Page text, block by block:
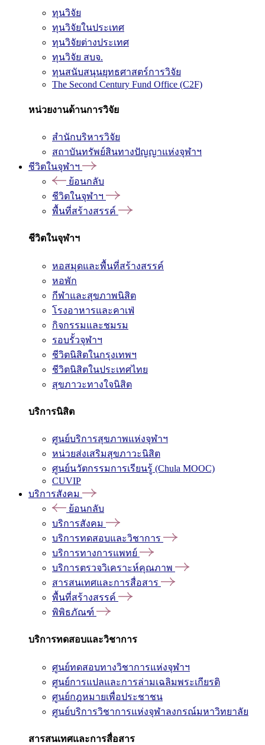
ทุนวิจัย
ทุนวิจัยในประเทศ
ทุนวิจัยต่างประเทศ
ทุนวิจัย สบจ.
ทุนสนับสนุนยุทธศาสตร์การวิจัย
The Second Century Fund Office (C2F)
หน่วยงานด้านการวิจัย
สำนักบริหารวิจัย
สถาบันทรัพย์สินทางปัญญาแห่งจุฬาฯ
ชีวิตในจุฬาฯ
ย้อนกลับ
ชีวิตในจุฬาฯ
พื้นที่สร้างสรรค์
ชีวิตในจุฬาฯ
หอสมุดและพื้นที่สร้างสรรค์
หอพัก
กีฬาและสุขภาพนิสิต
โรงอาหารและคาเฟ่
กิจกรรมและชมรม
รอบรั้วจุฬาฯ
ชีวิตนิสิตในกรุงเทพฯ
ชีวิตนิสิตในประเทศไทย
สุขภาวะทางใจนิสิต
บริการนิสิต
ศูนย์บริการสุขภาพแห่งจุฬาฯ
หน่วยส่งเสริมสุขภาวะนิสิต
ศูนย์นวัตกรรมการเรียนรู้ (Chula MOOC)
CUVIP
บริการสังคม
ย้อนกลับ
บริการสังคม
บริการทดสอบและวิชาการ
บริการทางการแพทย์
บริการตรวจวิเคราะห์คุณภาพ
สารสนเทศและการสื่อสาร
พื้นที่สร้างสรรค์
พิพิธภัณฑ์
บริการทดสอบและวิชาการ
ศูนย์ทดสอบทางวิชาการแห่งจุฬาฯ
ศูนย์การแปลและการล่ามเฉลิมพระเกียรติ
ศูนย์กฎหมายเพื่อประชาชน
ศูนย์บริการวิชาการแห่งจุฬาลงกรณ์มหาวิทยาลัย
สารสนเทศและการสื่อสาร